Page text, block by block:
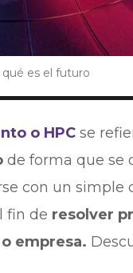
es el futuro
o HPCse
de forma que se
con un simple
fin de resolver
empresa.